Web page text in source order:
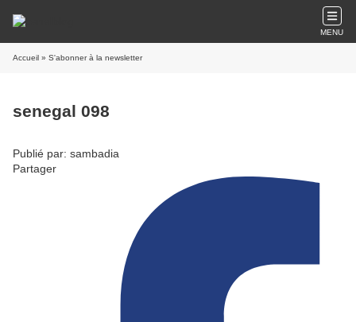
MENU
Accueil » S'abonner à la newsletter
senegal 098
Publié par: sambadia
Partager